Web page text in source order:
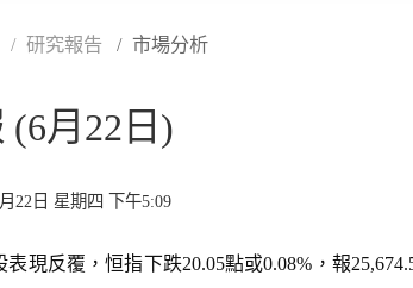
研究報告 市場分析
(6月22日)
22日 星期四 下午5:09
表現反覆，恒指下跌20.05點或0.08%，報